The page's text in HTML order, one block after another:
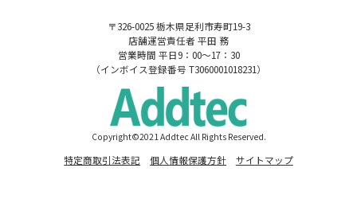
〒326-0025 栃木県足利市寿町19-3
店舗運営責任者 平田 務
営業時間 平日9：00～17：30
（インボイス登録番号 T3060001018231）
Copyright©2021 Addtec All Rights Reserved.
特定商取引法表記 個人情報保護方針 サイトマップ